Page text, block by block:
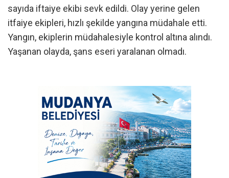
sayıda iftaiye ekibi sevk edildi. Olay yerine gelen
itfaiye ekipleri, hızlı şekilde yangına müdahale etti.
Yangın, ekiplerin müdahalesiyle kontrol altına alındı.
Yaşanan olayda, şans eseri yaralanan olmadı.